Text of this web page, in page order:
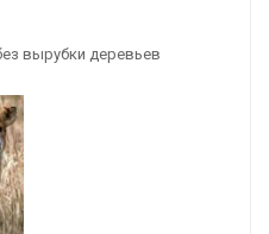
вырубки деревьев